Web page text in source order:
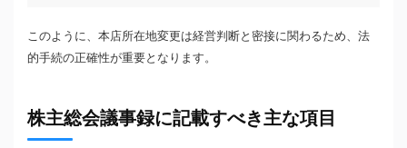
このように、本店所在地変更は経営判断と密接に関わるため、法
的手続の正確性が重要となります。
株主総会議事録に記載すべき主な項目